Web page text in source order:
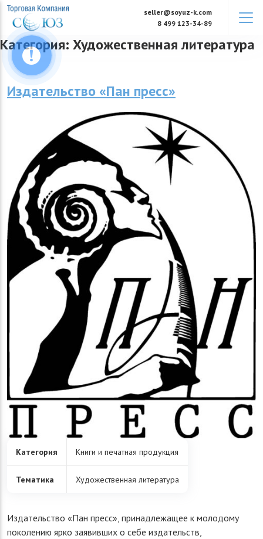
Skip
content
seller@soyuz-k.com
8 499 123-34-89
Категория: Художественная литература
Издательство «Пан пресс»
Категория Книги и печатная продукция
Тематика Художественная литература
Издательство «Пан пресс», принадлежащее к молодому
поколению ярко заявивших о себе издательств,